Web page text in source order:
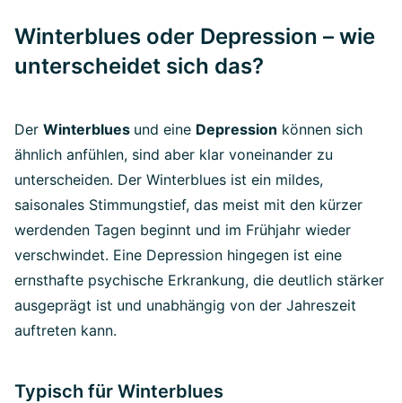
Winterblues oder Depression – wie
unterscheidet sich das?
Der Winterblues und eine Depression können sich
ähnlich anfühlen, sind aber klar voneinander zu
unterscheiden. Der Winterblues ist ein mildes,
saisonales Stimmungstief, das meist mit den kürzer
werdenden Tagen beginnt und im Frühjahr wieder
verschwindet. Eine Depression hingegen ist eine
ernsthafte psychische Erkrankung, die deutlich stärker
ausgeprägt ist und unabhängig von der Jahreszeit
auftreten kann.
Typisch für Winterblues